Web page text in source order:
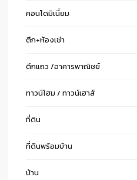
คอนโดมิเนี่ยม
ตึก+ห้องเช่า
ตึกแถว /อาคารพาณิชย์
ทาวน์โฮม / ทาวน์เฮาส์
ที่ดิน
ที่ดินพร้อมบ้าน
บ้าน